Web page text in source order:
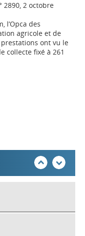
2890, 2 octobre
l’Opca des
agricole et de
ont vu le
collecte fixé à 261